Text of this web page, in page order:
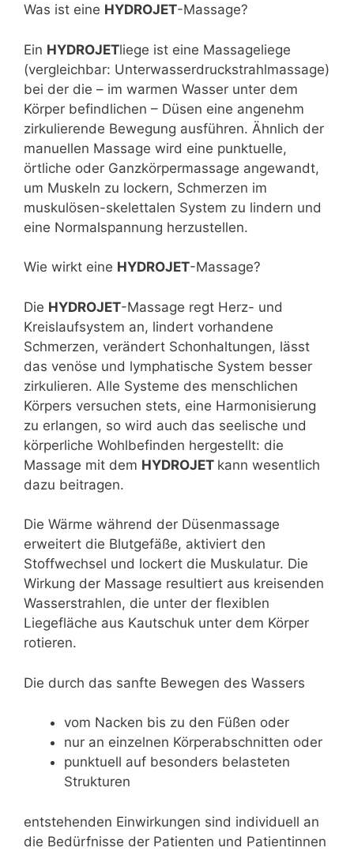
Was ist eine HYDROJET-Massage?
Ein HYDROJETliege ist eine Massageliege
(vergleichbar: Unterwasserdruckstrahlmassage)
bei der die – im warmen Wasser unter dem
Körper befindlichen – Düsen eine angenehm
zirkulierende Bewegung ausführen. Ähnlich der
manuellen Massage wird eine punktuelle,
örtliche oder Ganzkörpermassage angewandt,
um Muskeln zu lockern, Schmerzen im
muskulösen-skelettalen System zu lindern und
eine Normalspannung herzustellen.
Wie wirkt eine HYDROJET-Massage?
Die HYDROJET-Massage regt Herz- und
Kreislaufsystem an, lindert vorhandene
Schmerzen, verändert Schonhaltungen, lässt
das venöse und lymphatische System besser
zirkulieren. Alle Systeme des menschlichen
Körpers versuchen stets, eine Harmonisierung
zu erlangen, so wird auch das seelische und
körperliche Wohlbefinden hergestellt: die
Massage mit dem HYDROJET kann wesentlich
dazu beitragen.
Die Wärme während der Düsenmassage
erweitert die Blutgefäße, aktiviert den
Stoffwechsel und lockert die Muskulatur. Die
Wirkung der Massage resultiert aus kreisenden
Wasserstrahlen, die unter der flexiblen
Liegefläche aus Kautschuk unter dem Körper
rotieren.
Die durch das sanfte Bewegen des Wassers
vom Nacken bis zu den Füßen oder
nur an einzelnen Körperabschnitten oder
punktuell auf besonders belasteten
Strukturen
entstehenden Einwirkungen sind individuell an
die Bedürfnisse der Patienten und Patientinnen